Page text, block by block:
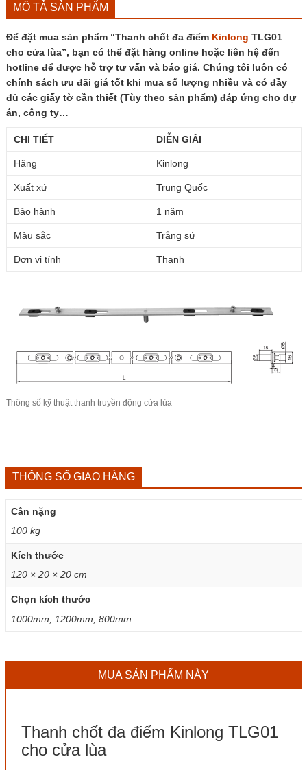
số
lượng
MÔ TẢ SẢN PHẨM
Để đặt mua sản phẩm “Thanh chốt đa điểm Kinlong TLG01
cho cửa lùa”, bạn có thể đặt hàng online hoặc liên hệ đến
hotline để được hỗ trợ tư vấn và báo giá. Chúng tôi luôn có
chính sách ưu đãi giá tốt khi mua số lượng nhiều và có đầy
đủ các giấy tờ cần thiết (Tùy theo sản phẩm) đáp ứng cho dự
án, công ty…
CHI TIẾT DIỄN GIẢI
Hãng Kinlong
Xuất xứ Trung Quốc
Bảo hành 1 năm
Màu sắc Trắng sứ
Đơn vị tính Thanh
Thông số kỹ thuật thanh truyền động cửa lùa
THÔNG SỐ GIAO HÀNG
Cân nặng
100 kg
Kích thước
120 × 20 × 20 cm
Chọn kích thước
1000mm, 1200mm, 800mm
MUA SẢN PHẨM NÀY
Thanh chốt đa điểm Kinlong TLG01
cho cửa lùa